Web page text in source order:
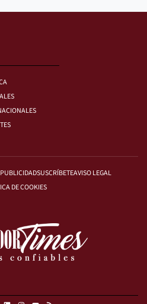
PUBLICIDADSUSCRÍBETEAVISO LEGAL
DE COOKIES